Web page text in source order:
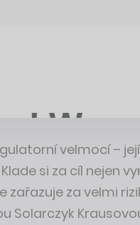
velmocí –
si za cíl nejen
za velmi
Solarczyk